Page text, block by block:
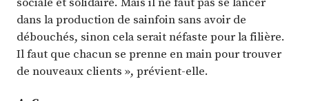
dans la production de sainfoin sans avoir de
débouchés, sinon cela serait néfaste pour la filière.
Il faut que chacun se prenne en main pour trouver
de nouveaux clients », prévient-elle.